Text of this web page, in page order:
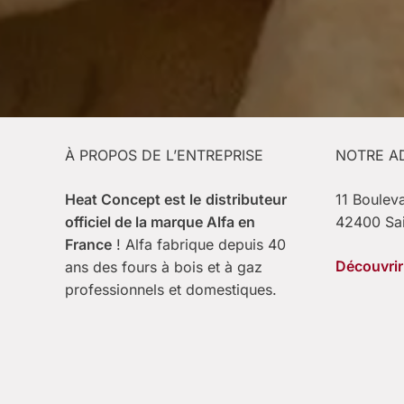
À PROPOS DE L’ENTREPRISE
Heat Concept est le distributeur
officiel de la marque Alfa en
France ! Alfa fabrique depuis 40
ans des fours à bois et à gaz
professionnels et domestiques.
NOTRE
11
42400